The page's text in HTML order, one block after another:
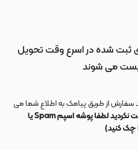
شده در اسرع وقت تحویل
می شوند
سفارش از طریق پیامک به اطلاع شما می
(اگر پیامک دریافت نکردید لطفا پوشه اسپم Spam یا
چک کنید)